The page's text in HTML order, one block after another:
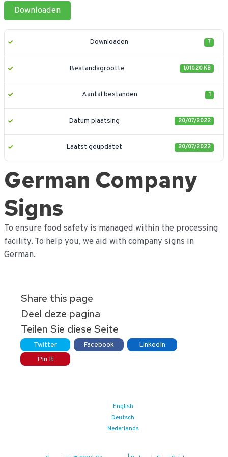
Ga
inhoud
Downloaden
Downloaden 7
Bestandsgrootte 1,010.20 KB
Aantal bestanden 1
Datum plaatsing 20/07/2022
Laatst geüpdatet 20/07/2022
German Company
Signs
To ensure food safety is managed within the processing
facility. To help you, we aid with company signs in
German.
Share this page
Deel deze pagina
Teilen Sie diese Seite
Twitter Facebook
LinkedIn
Pin It
English
Deutsch
Nederlands